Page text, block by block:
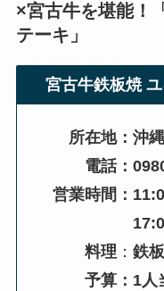
×宮古牛を堪能！「
テーキ 」
宮古牛鉄板焼
所在地：沖縄
電話：0980-
営業時間：
料理 ：鉄
予算：1人当